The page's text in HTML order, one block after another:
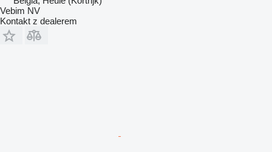
Vebim NV
Kontakt z dealerem